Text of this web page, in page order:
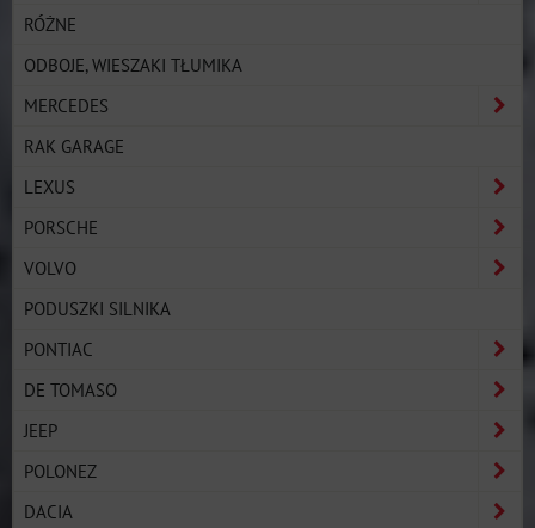
RÓŻNE
ODBOJE, WIESZAKI TŁUMIKA
MERCEDES
RAK GARAGE
LEXUS
PORSCHE
VOLVO
PODUSZKI SILNIKA
PONTIAC
DE TOMASO
JEEP
POLONEZ
DACIA